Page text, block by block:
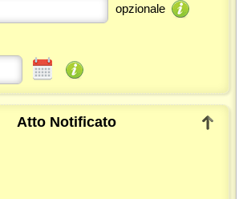
opzionale
Atto Notificato